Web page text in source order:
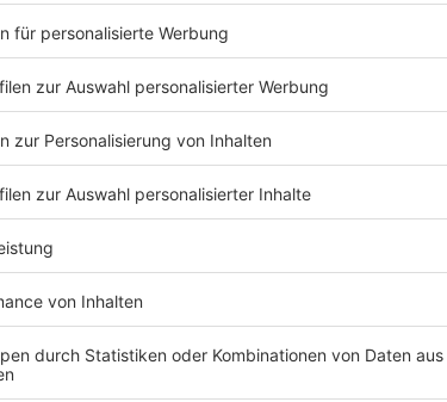
Keep on rocking!
Verpass' nichts mehr mit unserem
Rock-Newsletter. Ob Musiknews,